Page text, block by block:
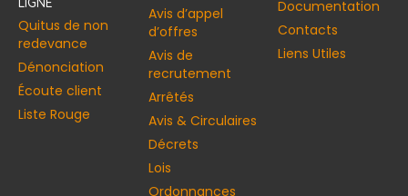
Quitus de non
redevance
Dénonciation
Écoute client
Liste Rouge
Avis d’appel
d’offres
Avis de
recrutement
Arrêtés
Avis & Circulaires
Décrets
Lois
Ordonnances
Documentation
Contacts
Liens Utiles